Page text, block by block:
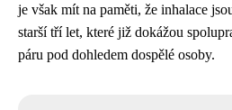
je však mít na paměti, že inhalace
starší tří let, které již dokážou
páru pod dohledem dospělé osoby.